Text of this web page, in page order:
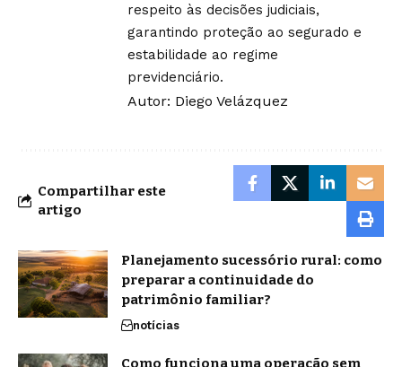
respeito às decisões judiciais,
garantindo proteção ao segurado e
estabilidade ao regime
previdenciário.
Autor: Diego Velázquez
Compartilhar este
artigo
Planejamento sucessório rural: como
preparar a continuidade do
patrimônio familiar?
notícias
Como funciona uma operação sem